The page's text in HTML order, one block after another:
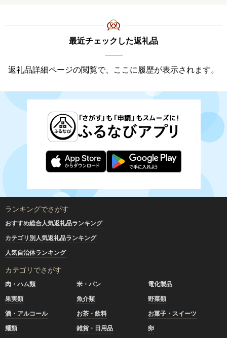
最近チェックした返礼品
返礼品詳細ページの閲覧で、ここに履歴が表示されます。
ランキングでさがす
おすすめ総合人気返礼品ランキング
カテゴリ別人気返礼品ランキング
人気自治体ランキング
カテゴリでさがす
肉・ハム類 米・パン
電化製品
果実類
魚介類
野菜類
酒・アルコール
お茶・飲料
お菓子・スイーツ
麺類
雑貨・日用品
卵